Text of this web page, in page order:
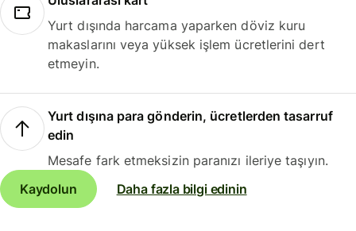
Yurt dışında harcama yaparken döviz kuru
makaslarını veya yüksek işlem ücretlerini dert
etmeyin.
Yurt dışına para gönderin, ücretlerden tasarruf
edin
Mesafe fark etmeksizin paranızı ileriye taşıyın.
Kaydolun
Daha fazla bilgi edinin